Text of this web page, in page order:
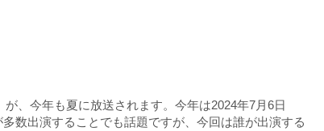
、今年も夏に放送されます。今年は2024年7月6日
数出演することでも話題ですが、今回は誰が出演する